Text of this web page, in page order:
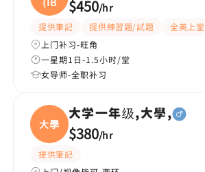
$450/hr
提供筆記 提供練習題/試題 全英上堂
上门补习-旺角
一星期1日-1.5小时/堂
女导师-全职补习
大學
大学一年级,大學,
$380/hr
提供筆記